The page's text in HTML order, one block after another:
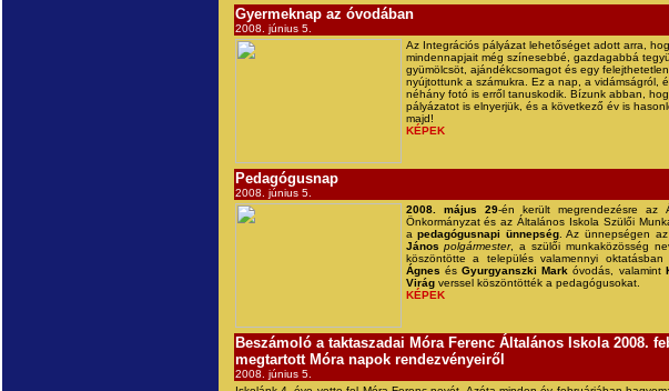
Gyermeknap az óvodában
2008. június 5.
Az Integrációs pályázat lehetőséget adott arra,
mindennapjait még színesebbé, gazdagabbá
gyümölcsöt, ajándékcsomagot és egy
nyújtottunk a számukra. Ez a nap, a vidámságról,
néhány fotó is erről tanuskodik. Bízunk abban,
pályázatot is elnyerjük, és a következő év is
majd!
KÉPEK
Pedagógusnap
2008. június 5.
2008. május 29-én került megrendezésre az
Önkormányzat és az Általános Iskola Szülői
apedagógusnapi ünnepség. Az ünnepségen
János polgármester, a szülői munkaközösség
köszöntötte a település valamennyi oktatásban
Ágnes és Gyurgyanszki Mark óvodás, valamint
Virágverssel köszöntötték a pedagógusokat.
KÉPEK
Beszámoló a taktaszadai Móra Ferenc Általános Iskola 2008.
megtartott Móra napok rendezvényeiről
2008. június 5.